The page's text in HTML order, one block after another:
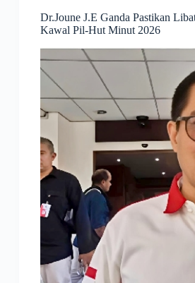
Dr.Joune J.E Ganda Pastikan
Kawal Pil-Hut Minut 2026